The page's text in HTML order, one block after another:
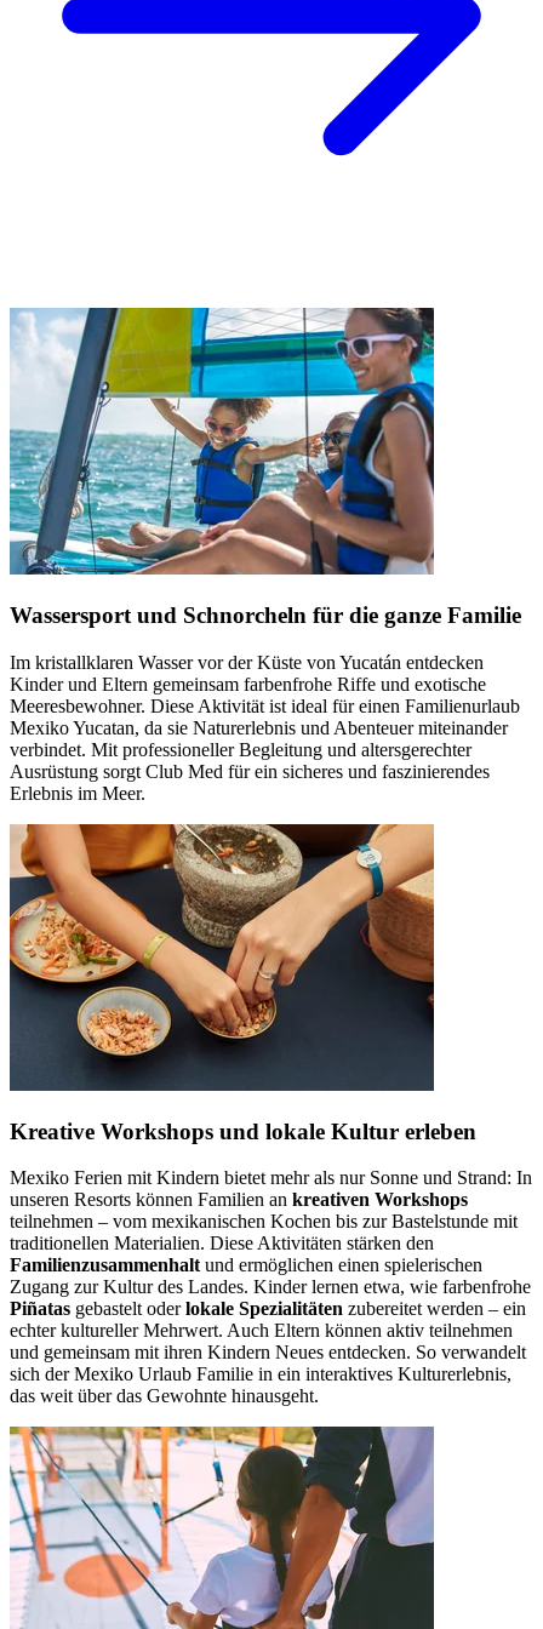
Wassersport und Schnorcheln für die ganze Familie
Im kristallklaren Wasser vor der Küste von Yucatán entdecken
Kinder und Eltern gemeinsam farbenfrohe Riffe und exotische
Meeresbewohner. Diese Aktivität ist ideal für einen Familienurlaub
Mexiko Yucatan, da sie Naturerlebnis und Abenteuer miteinander
verbindet. Mit professioneller Begleitung und altersgerechter
Ausrüstung sorgt Club Med für ein sicheres und faszinierendes
Erlebnis im Meer.
Kreative Workshops und lokale Kultur erleben
Mexiko Ferien mit Kindern bietet mehr als nur Sonne und Strand: In
unseren Resorts können Familien an kreativen Workshops
teilnehmen – vom mexikanischen Kochen bis zur Bastelstunde mit
traditionellen Materialien. Diese Aktivitäten stärken den
Familienzusammenhalt und ermöglichen einen spielerischen
Zugang zur Kultur des Landes. Kinder lernen etwa, wie farbenfrohe
Piñatas gebastelt oderlokale Spezialitäten zubereitet werden – ein
echter kultureller Mehrwert. Auch Eltern können aktiv teilnehmen
und gemeinsam mit ihren Kindern Neues entdecken. So verwandelt
sich der Mexiko Urlaub Familie in ein interaktives Kulturerlebnis,
das weit über das Gewohnte hinausgeht.